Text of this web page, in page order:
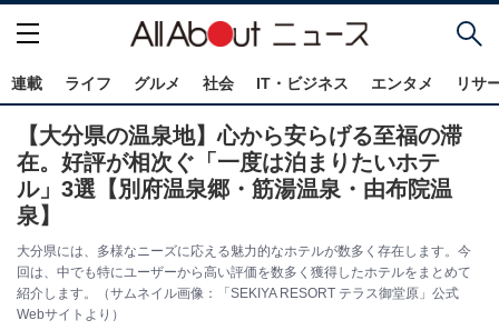
連載 ライフ グルメ 社会 IT・ビジネス エンタメ リサ
【大分県の温泉地】心から安らげる至福の滞
在。好評が相次ぐ「一度は泊まりたいホテ
ル」3選【別府温泉郷・筋湯温泉・由布院温
泉】
大分県には、多様なニーズに応える魅力的なホテルが数多く存在します。今
回は、中でも特にユーザーから高い評価を数多く獲得したホテルをまとめて
紹介します。（サムネイル画像：「SEKIYA RESORT テラス御堂原」公式
Webサイトより）